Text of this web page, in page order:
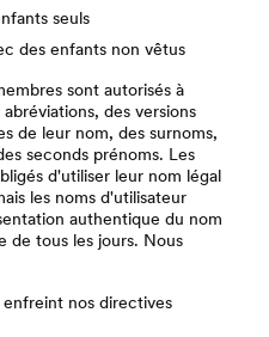
seuls
des enfants non vêtus
sont autorisés à
des versions
de leur nom, des surnoms,
seconds prénoms. Les
d'utiliser leur nom légal
les noms d'utilisateur
authentique du nom
de tous les jours. Nous
nos directives